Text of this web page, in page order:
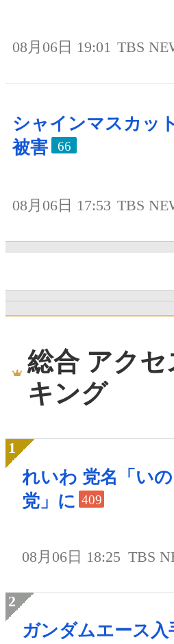
08月06日 19:01 TBS
シャインマスカッ
被害
66
08月06日 17:53 TBS
総合 アクセ
キング
れいわ 党名「い
党」に 409
08月06日 18:25 TBS
ガンダムエース入